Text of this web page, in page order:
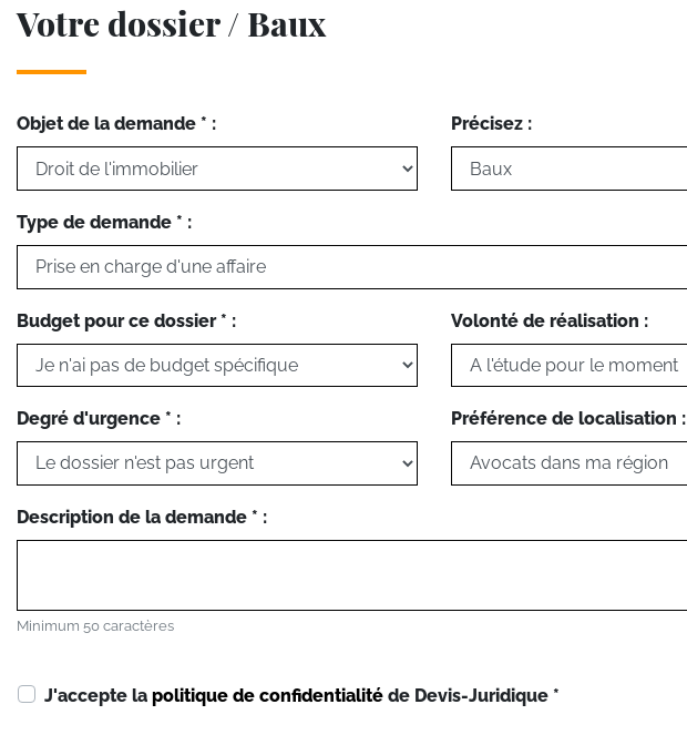
Votre dossier / Baux
Objet de la demande * : Précisez :
Type de demande * :
Budget pour ce dossier * : Volonté de réalisation :
Degré d'urgence * : Préférence de localisation :
Description de la demande * :
Minimum 50 caractères
J'accepte la politique de confidentialité de Devis-Juridique *